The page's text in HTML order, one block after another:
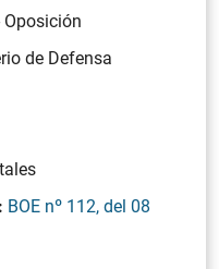
Oposición
de Defensa
BOE nº 112, del 08